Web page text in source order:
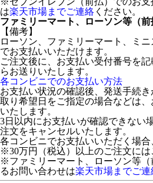
は楽天市場までご連絡 ください。
ファミリーマート、ローソン等（前
【備考】
ローソン、ファミリーマート、ミ
でお支払いいただけます。
ご注文後に、お支払い受付番号を
らお送りいたします。
各コンビニでのお支払い方法
お支払い状況の確認後、発送手続
取り希望日をご指定の場合などは
いたします。
3日以内にお支払いが確認できない
注文をキャンセルいたします。
各コンビニでお支払いいただく場合
※30万円（税込）以上のご注文には
※ファミリーマート、ローソン等
るお問い合わせは楽天市場までご連